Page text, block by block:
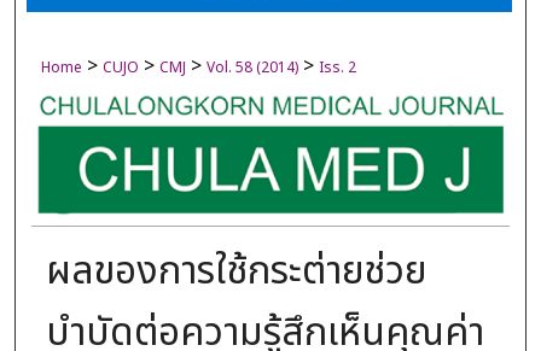
Home > CUJO > CMJ > Vol. 58 (2014) > Iss. 2
ผลของการใช้กระต่ายช่วย
บำบัดต่อความรู้สึกเห็นคุณค่า